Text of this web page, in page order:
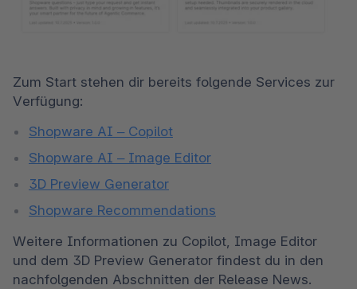
Zum Start stehen dir bereits folgende Services zur
Verfügung:
Shopware AI – Copilot
Shopware AI – Image Editor
3D Preview Generator
Shopware Recommendations
Weitere Informationen zu Copilot, Image Editor
und dem 3D Preview Generator findest du in den
nachfolgenden Abschnitten der Release News.